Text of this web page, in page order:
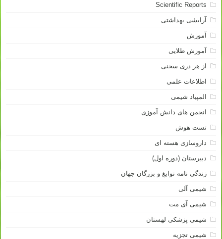
Scientific Reports
آرایشی بهداشتی
آموزش
آموزش طلایی
از هر دری سخنی
اطلاعات علمی
المپیاد شیمی
انجمن های دانش آموزی
تست هوش
داروسازی هسته ای
دبیرستان (دوره اول)
زندگی نامه نوابغ و بزرگان جهان
شیمی آلی
شیمی آی مت
شیمی پزشکی لهستان
شیمی تجزیه